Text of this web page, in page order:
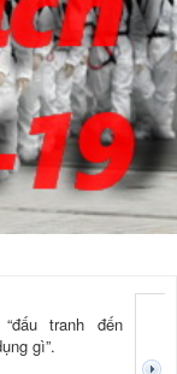
tranh đến
gì”.